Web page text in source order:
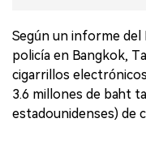
Según un informe del
policía en Bangkok,
cigarrillos
3.6 millones de baht
estadounidenses) de